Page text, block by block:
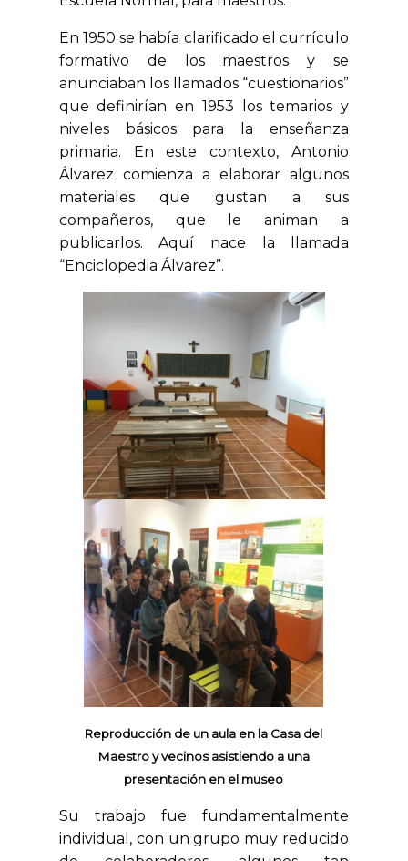
En 1950 se había clarificado el currículo
formativo de los maestros y se
anunciaban los llamados “cuestionarios”
que definirían en 1953 los temarios y
niveles básicos para la enseñanza
primaria. En este contexto, Antonio
Álvarez comienza a elaborar algunos
materiales que gustan a sus
compañeros, que le animan a
publicarlos. Aquí nace la llamada
“Enciclopedia Álvarez”.
Reproducción de un aula en la Casa del
Maestro y vecinos asistiendo a una
presentación en el museo
Su trabajo fue fundamentalmente
individual, con un grupo muy reducido